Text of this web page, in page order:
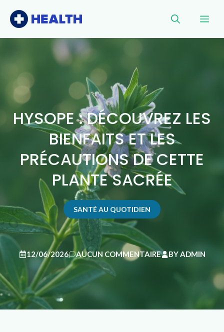
HYSOPE : DÉCOUVREZ LES
BIENFAITS ET LES
PRÉCAUTIONS DE CETTE
PLANTE SACRÉE
SANTÉ AU QUOTIDIEN
12/06/2026 AUCUN COMMENTAIRE BYADMIN